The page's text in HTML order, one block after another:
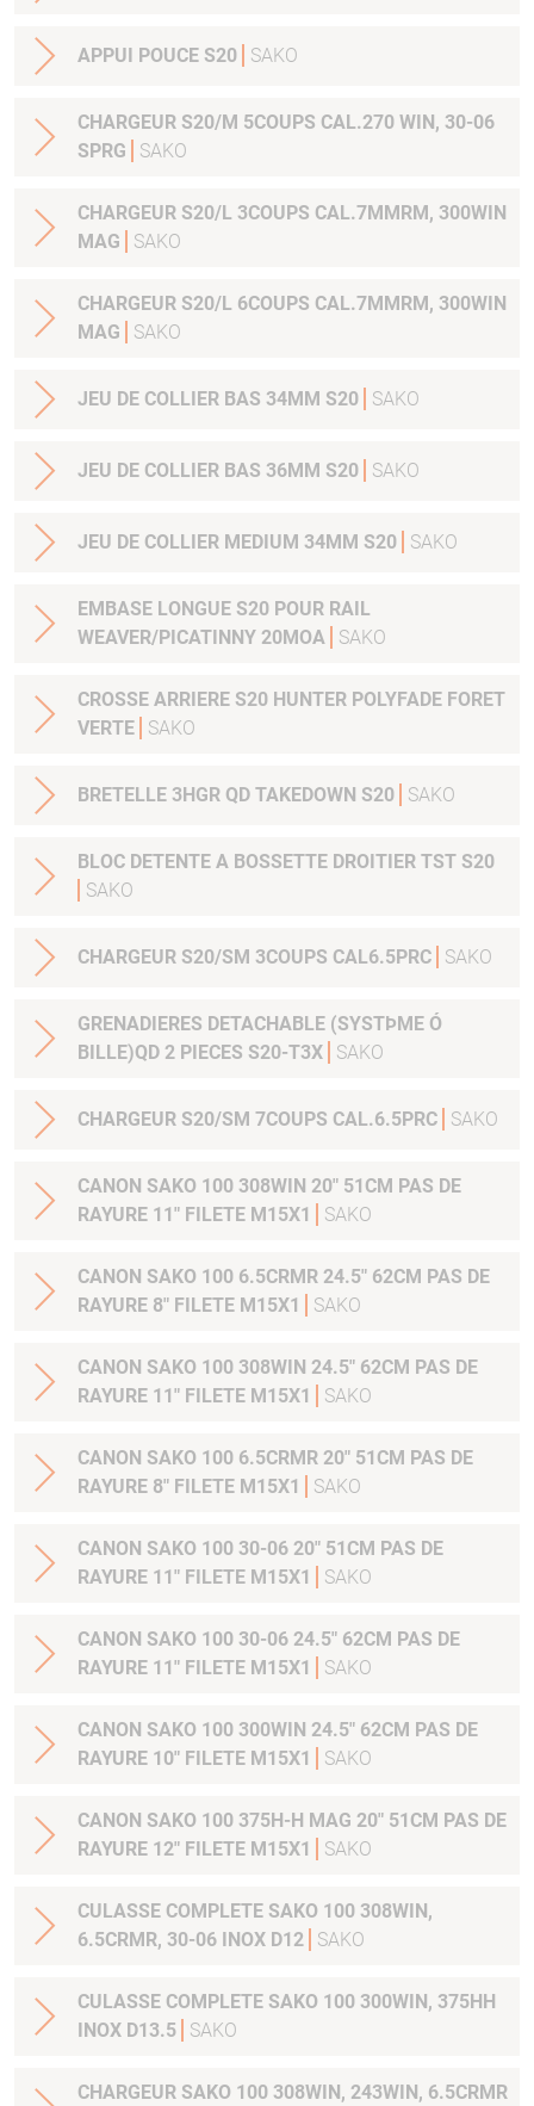
APPUI POUCE S20 SAKO
CHARGEUR S20/M 5COUPS CAL.270 WIN, 30-06
SPRG
SAKO
CHARGEUR S20/L 3COUPS CAL.7MMRM, 300WIN
MAG
SAKO
CHARGEUR S20/L 6COUPS CAL.7MMRM, 300WIN
MAG
SAKO
JEU DE COLLIER BAS 34MM S20 SAKO
JEU DE COLLIER BAS 36MM S20 SAKO
JEU DE COLLIER MEDIUM 34MM S20 SAKO
EMBASE LONGUE S20 POUR RAIL
WEAVER/PICATINNY 20MOA
SAKO
CROSSE ARRIERE S20 HUNTER POLYFADE FORET
VERTE
SAKO
BRETELLE 3HGR QD TAKEDOWN S20 SAKO
BLOC DETENTE A BOSSETTE DROITIER TST S20
SAKO
CHARGEUR S20/SM 3COUPS CAL6.5PRC SAKO
GRENADIERES DETACHABLE (SYSTÞME Ó
BILLE)QD 2 PIECES S20-T3X
SAKO
CHARGEUR S20/SM 7COUPS CAL.6.5PRC SAKO
CANON SAKO 100 308WIN 20" 51CM PAS DE
RAYURE 11" FILETE M15X1
SAKO
CANON SAKO 100 6.5CRMR 24.5" 62CM PAS DE
RAYURE 8" FILETE M15X1
SAKO
CANON SAKO 100 308WIN 24.5" 62CM PAS DE
RAYURE 11" FILETE M15X1
SAKO
CANON SAKO 100 6.5CRMR 20" 51CM PAS DE
RAYURE 8" FILETE M15X1
SAKO
CANON SAKO 100 30-06 20" 51CM PAS DE
RAYURE 11" FILETE M15X1
SAKO
CANON SAKO 100 30-06 24.5" 62CM PAS DE
RAYURE 11" FILETE M15X1
SAKO
CANON SAKO 100 300WIN 24.5" 62CM PAS DE
RAYURE 10" FILETE M15X1
SAKO
CANON SAKO 100 375H-H MAG 20" 51CM PAS DE
RAYURE 12" FILETE M15X1
SAKO
CULASSE COMPLETE SAKO 100 308WIN,
6.5CRMR, 30-06 INOX D12
SAKO
CULASSE COMPLETE SAKO 100 300WIN, 375HH
INOX D13.5
SAKO
CHARGEUR SAKO 100 308WIN, 243WIN, 6.5CRMR